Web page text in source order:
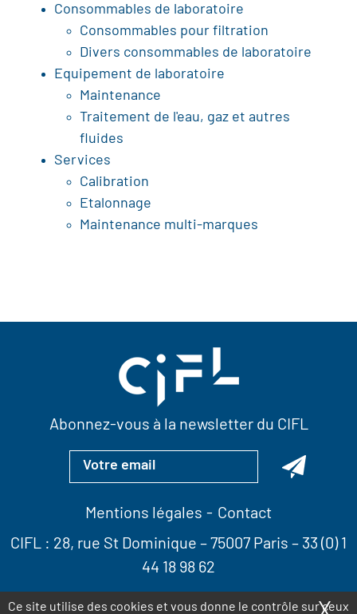
Ce site utilise des cookies et vous donne le contrôle sur ceux
Consommables de laboratoire
Consommables pour filtration
Divers consommables de laboratoire
Equipement de laboratoire
Maintenance
Traitement de l'eau, gaz et autres
fluides
Services
Calibration
Etalonnage
Maintenance multi-marques
Abonnez-vous à la newsletter du CIFL
Mentions légales
Contact
CIFL : 28, rue St Dominique – 75007 Paris – 33 (0) 1
44 18 98 62